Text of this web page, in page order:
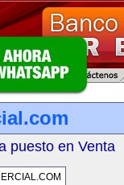
puesto en Venta